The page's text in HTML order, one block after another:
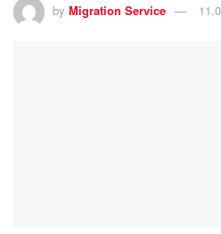
by Migration Service